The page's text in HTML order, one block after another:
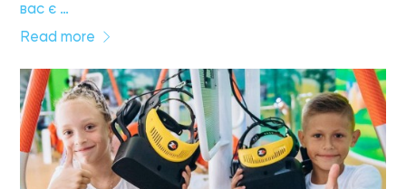
вас є …
Read more